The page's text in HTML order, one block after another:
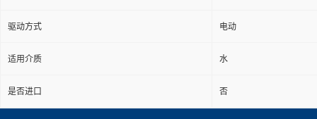
驱动方式 电动
适用介质 水
是否进口 否